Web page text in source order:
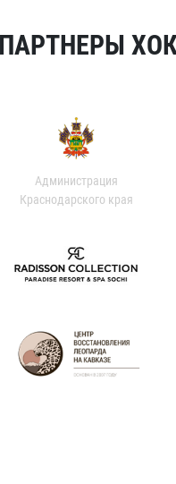
Администрация
Краснодарского края